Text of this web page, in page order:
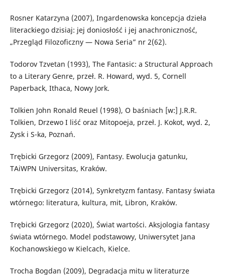
Rosner Katarzyna (2007), Ingardenowska koncepcja dzieła
literackiego dzisiaj: jej doniosłość i jej anachroniczność,
„Przegląd Filozoficzny — Nowa Seria” nr 2(62).
Todorov Tzvetan (1993), The Fantasic: a Structural Approach
to a Literary Genre, przeł. R. Howard, wyd. 5, Cornell
Paperback, Ithaca, Nowy Jork.
Tolkien John Ronald Reuel (1998), O baśniach [w:] J.R.R.
Tolkien, Drzewo I liść oraz Mitopoeja, przeł. J. Kokot, wyd. 2,
Zysk i S-ka, Poznań.
Trębicki Grzegorz (2009), Fantasy. Ewolucja gatunku,
TAiWPN Universitas, Kraków.
Trębicki Grzegorz (2014), Synkretyzm fantasy. Fantasy świata
wtórnego: literatura, kultura, mit, Libron, Kraków.
Trębicki Grzegorz (2020), Świat wartości. Aksjologia fantasy
świata wtórnego. Model podstawowy, Uniwersytet Jana
Kochanowskiego w Kielcach, Kielce.
Trocha Bogdan (2009), Degradacja mitu w literaturze